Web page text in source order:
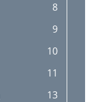
8
9
10
11
13